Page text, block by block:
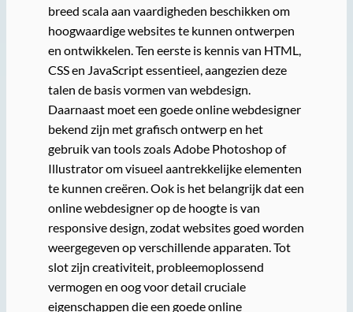
breed scala aan vaardigheden beschikken om
hoogwaardige websites te kunnen ontwerpen
en ontwikkelen. Ten eerste is kennis van HTML,
CSS en JavaScript essentieel, aangezien deze
talen de basis vormen van webdesign.
Daarnaast moet een goede online webdesigner
bekend zijn met grafisch ontwerp en het
gebruik van tools zoals Adobe Photoshop of
Illustrator om visueel aantrekkelijke elementen
te kunnen creëren. Ook is het belangrijk dat een
online webdesigner op de hoogte is van
responsive design, zodat websites goed worden
weergegeven op verschillende apparaten. Tot
slot zijn creativiteit, probleemoplossend
vermogen en oog voor detail cruciale
eigenschappen die een goede online